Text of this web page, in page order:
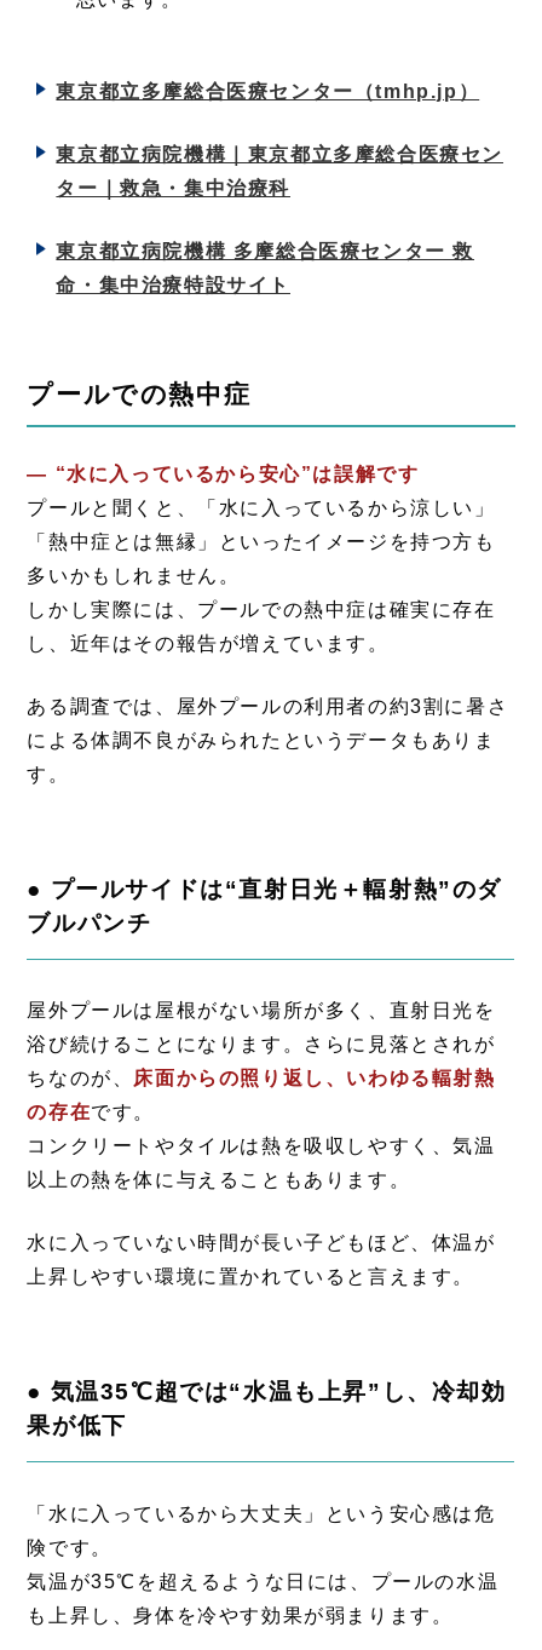
東京都立多摩総合医療センター（tmhp.jp）
東京都立病院機構｜東京都立多摩総合医療セン
ター｜救急・集中治療科
東京都立病院機構 多摩総合医療センター 救
命・集中治療特設サイト
プールでの熱中症
― “水に入っているから安心”は誤解です
プールと聞くと、「水に入っているから涼しい」
「熱中症とは無縁」といったイメージを持つ方も
多いかもしれません。
しかし実際には、プールでの熱中症は確実に存在
し、近年はその報告が増えています。
ある調査では、屋外プールの利用者の約3割に暑さ
による体調不良がみられたというデータもありま
す。
● プールサイドは“直射日光＋輻射熱”のダ
ブルパンチ
屋外プールは屋根がない場所が多く、直射日光を
浴び続けることになります。さらに見落とされが
ちなのが、 床面からの照り返し、いわゆる輻射熱
の存在です。
コンクリートやタイルは熱を吸収しやすく、気温
以上の熱を体に与えることもあります。
水に入っていない時間が長い子どもほど、体温が
上昇しやすい環境に置かれていると言えます。
● 気温35℃超では“水温も上昇”し、冷却効
果が低下
「水に入っているから大丈夫」という安心感は危
険です。
気温が35℃を超えるような日には、プールの水温
も上昇し、身体を冷やす効果が弱まります。